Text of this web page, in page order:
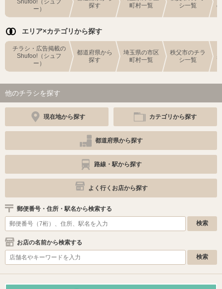
Shufoo!（シュフ
ー）
探す
町村一覧
シ一覧
エリア×カテゴリから探す
チラシ・広告掲載の
Shufoo!（シュフ
ー）
都道府県から
探す
埼玉県の市区
町村一覧
秩父市のチラ
シ一覧
他のチラシを探す
現在地から探す カテゴリから探す
都道府県から探す
路線・駅から探す
よく行くお店から探す
郵便番号・住所・駅名から検索する
お店の名前から検索する